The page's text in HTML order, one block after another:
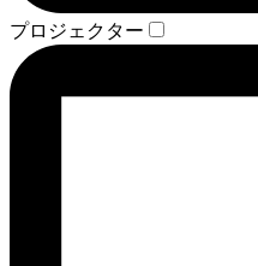
プロジェクター